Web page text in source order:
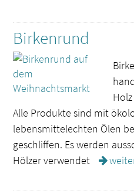
Birkenrund
Alle Produkte sind mit
lebensmittelechten Ölen
geschliffen. Es werden
Hölzer verwendet